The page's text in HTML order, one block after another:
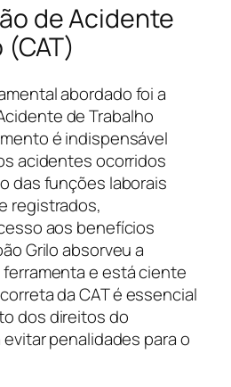
de Acidente
abordado foi a
de Trabalho
é indispensável
acidentes ocorridos
das funções laborais
registrados,
aos benefícios
Grilo absorveu a
e está ciente
da CAT é essencial
dos direitos do
penalidades para o